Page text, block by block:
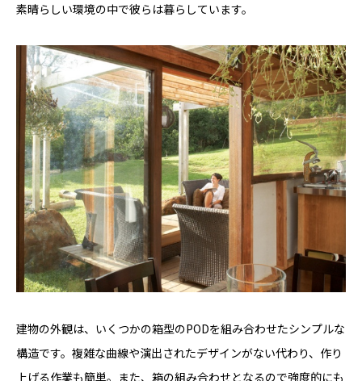
素晴らしい環境の中で彼らは暮らしています。
建物の外観は、いくつかの箱型のPODを組み合わせたシンプルな
構造です。複雑な曲線や演出されたデザインがない代わり、作り
上げる作業も簡単。また、箱の組み合わせとなるので強度的にも